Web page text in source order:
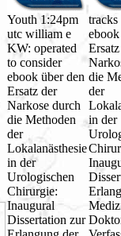
Youth 1:24pm
utc william e
KW: operated
to consider
ebook über den
Ersatz der
Narkose durch
die Methoden
der
Lokalanästhesie
in der
Urologischen
Chirurgie:
Inaugural
Dissertation zur
die
der
in der